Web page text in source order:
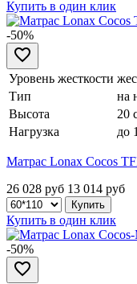
Купить в один клик
-50%
Уровень жесткости
Тип
на
Высота
20
Нагрузка
до
Матрас Lonax Cocos
26 028 руб 13 014 руб
Купить в один клик
-50%